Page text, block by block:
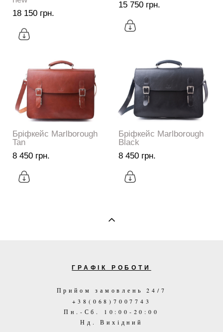
18 150 грн.
15 750 грн.
Бріфкейс Marlborough
Tan
8 450 грн.
Бріфкейс Marlborough
Black
8 450 грн.
ГРАФІК РОБОТИ
Прийом замовлень 24/7
+38(068)7007743
Пн.-Сб. 10:00-20:00
Нд. Вихідний